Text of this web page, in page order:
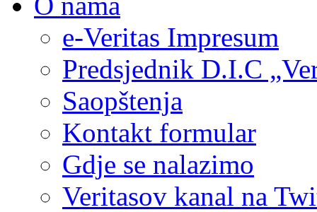
e-Veritas Impresum
Predsjednik D.I.C
Saopštenja
Kontakt formular
Gdje se nalazimo
Veritasov kanal na